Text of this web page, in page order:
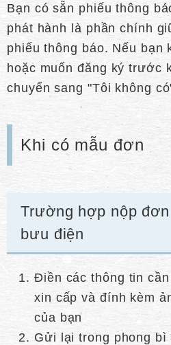
Bạn có sẵn phiếu thông
phát hành là phần chính
phiếu thông báo. Nếu bạn
hoặc muốn đăng ký trước
chuyển sang "Tôi không
Khi có mẫu đơn
Trường hợp nộp
bưu điện
Điền các thông tin
xin cấp và đính kèm
của bạn
Gửi lại trong phong bì